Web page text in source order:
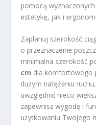
pomocą
estetykę, jak i
Zaplanuj szerokość
o przeznaczenie
minimalna szerokość
cm dla komfortowego
dużym natężeniu
uwzględnić nieco
zapewnisz wygodę i
użytkowaniu Twojego